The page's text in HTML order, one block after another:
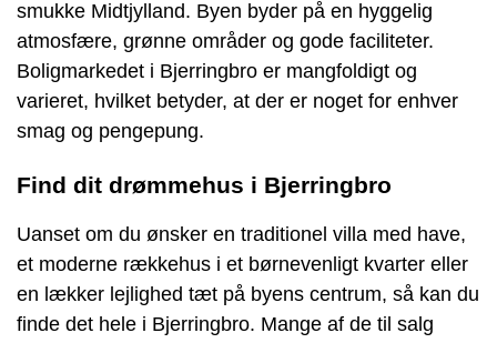
smukke Midtjylland. Byen byder på en hyggelig
atmosfære, grønne områder og gode faciliteter.
Boligmarkedet i Bjerringbro er mangfoldigt og
varieret, hvilket betyder, at der er noget for enhver
smag og pengepung.
Find dit drømmehus i Bjerringbro
Uanset om du ønsker en traditionel villa med have,
et moderne rækkehus i et børnevenligt kvarter eller
en lækker lejlighed tæt på byens centrum, så kan du
finde det hele i Bjerringbro. Mange af de til salg